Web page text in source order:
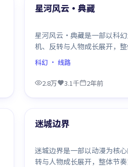
最新
星河风云·典藏
星河风云·典藏是一部以科
机、反转与人物成长展开，
看。
科幻 · 线路
2.8万 3.1千 2年前
最新
迷城边界
迷城边界是一部以动漫为核
转与人物成长展开，整体节奏